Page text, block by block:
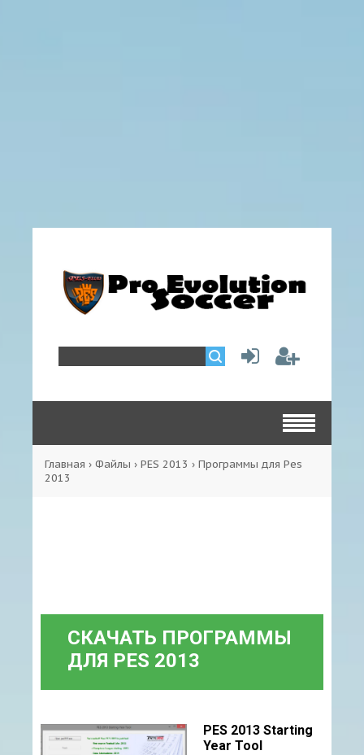
Главная › Файлы › PES 2013 › Программы для Pes
2013
СКАЧАТЬ ПРОГРАММЫ
ДЛЯ PES 2013
PES 2013 Starting
Year Tool